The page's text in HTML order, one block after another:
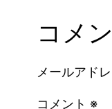
コメ
メールアド
コメント ※